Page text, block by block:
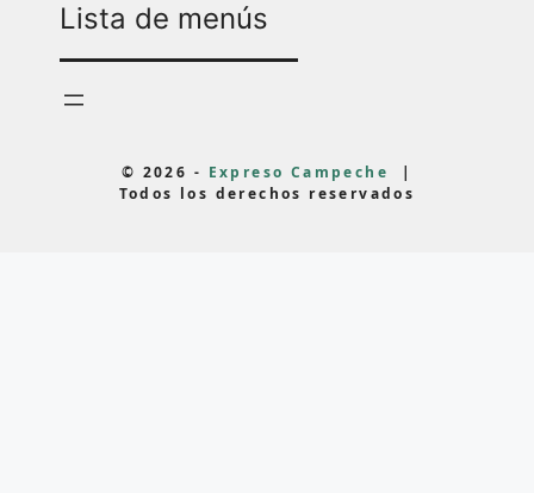
Lista de menús
© 2026 - Expreso Campeche
Todos los derechos reservados